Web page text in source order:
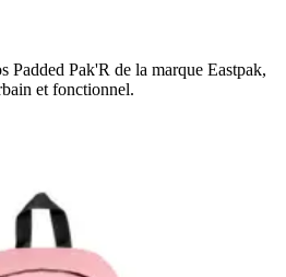
Padded Pak'R de la marque Eastpak,
et fonctionnel.